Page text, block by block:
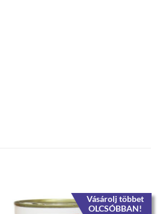
Vásárolj többet
OLCSÓBBAN!